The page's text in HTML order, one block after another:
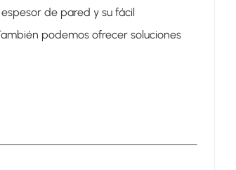
de pared y su fácil
podemos ofrecer soluciones